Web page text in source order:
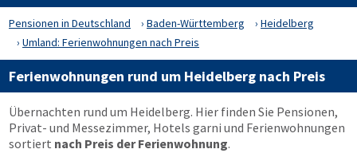
Pensionen in Deutschland Baden-Württemberg
Heidelberg
Umland: Ferienwohnungen nach Preis
Ferienwohnungen rund um Heidelberg nach Preis
Übernachten rund um Heidelberg. Hier finden Sie Pensionen,
Privat- und Messezimmer, Hotels garni und Ferienwohnungen
sortiert nach Preis der Ferienwohnung.